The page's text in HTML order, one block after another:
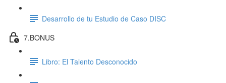
Desarrollo de tu Estudio de Caso DISC
7.BONUS
Libro: El Talento Desconocido